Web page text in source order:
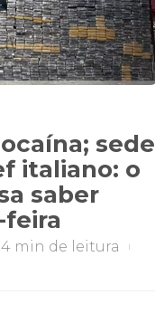
sede
italiano: o
saber
4 min de leitura